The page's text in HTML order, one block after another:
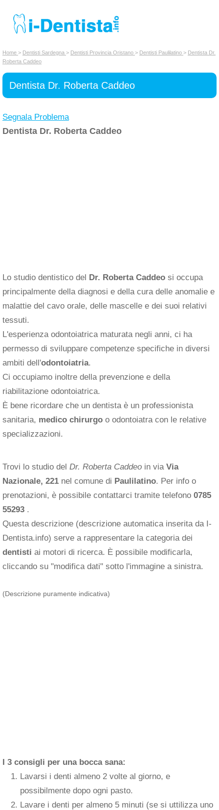
INSERISCI DENTISTA
Chi siamo
Home > Dentisti Sardegna > Dentisti Provincia Oristano > Dentisti Paulilatino > Dentista Dr.
Roberta Caddeo
Dentista Dr. Roberta Caddeo
Segnala Problema
Dentista Dr. Roberta Caddeo
Lo studio dentistico del Dr. Roberta Caddeo si occupa
principalmente della diagnosi e della cura delle anomalie e
malattie del cavo orale, delle mascelle e dei suoi relativi
tessuti.
L'esperienza odontoiatrica maturata negli anni, ci ha
permesso di sviluppare competenze specifiche in diversi
ambiti dell'odontoiatria.
Ci occupiamo inoltre della prevenzione e della
riabilitazione odontoiatrica.
È bene ricordare che un dentista è un professionista
sanitaria, medico chirurgo o odontoiatra con le relative
specializzazioni.
Trovi lo studio del Dr. Roberta Caddeo in via Via
Nazionale, 221 nel comune di Paulilatino. Per info o
prenotazioni, è possibile contattarci tramite telefono 0785
55293 .
Questa descrizione (descrizione automatica inserita da I-
Dentista.info) serve a rappresentare la categoria dei
dentisti ai motori di ricerca. È possibile modificarla,
cliccando su "modifica dati" sotto l'immagine a sinistra.
(Descrizione puramente indicativa)
I 3 consigli per una bocca sana:
Lavarsi i denti almeno 2 volte al giorno, e
possibilmente dopo ogni pasto.
Lavare i denti per almeno 5 minuti (se si uttilizza uno